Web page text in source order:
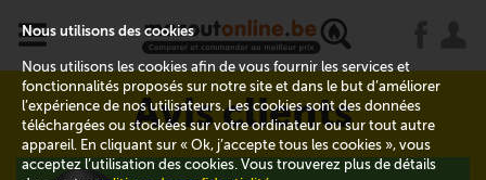
x
Avis clients
Nous utilisons des cookies
Nous utilisons les cookies afin de vous fournir les services et
fonctionnalités proposés sur notre site et dans le but d’améliorer
l’expérience de nos utilisateurs. Les cookies sont des données
téléchargées ou stockées sur votre ordinateur ou sur tout autre
appareil. En cliquant sur « Ok, j’accepte tous les cookies », vous
acceptez l’utilisation des cookies. Vous trouverez plus de détails